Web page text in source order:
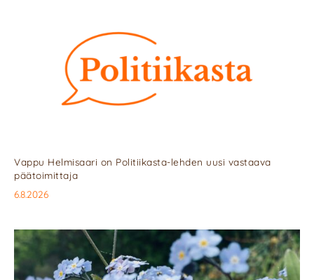
Vappu Helmisaari on Politiikasta-lehden uusi vastaava
päätoimittaja
6.8.2026